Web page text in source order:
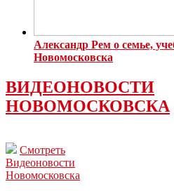
Александр Рем о семье,
Новомосковска
ВИДЕОНОВОСТИ
НОВОМОСКОВСКА
Смотреть
Видеоновости
Новомосковска